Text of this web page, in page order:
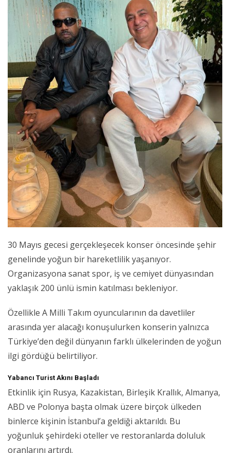
30 Mayıs gecesi gerçekleşecek konser öncesinde şehir
genelinde yoğun bir hareketlilik yaşanıyor.
Organizasyona sanat spor, iş ve cemiyet dünyasından
yaklaşık 200 ünlü ismin katılması bekleniyor.
Özellikle A Milli Takım oyuncularının da davetliler
arasında yer alacağı konuşulurken konserin yalnızca
Türkiye’den değil dünyanın farklı ülkelerinden de yoğun
ilgi gördüğü belirtiliyor.
Yabancı Turist Akını Başladı
Etkinlik için Rusya, Kazakistan, Birleşik Krallık, Almanya,
ABD ve Polonya başta olmak üzere birçok ülkeden
binlerce kişinin İstanbul’a geldiği aktarıldı. Bu
yoğunluk şehirdeki oteller ve restoranlarda doluluk
oranlarını artırdı.